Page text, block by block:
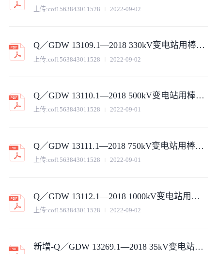
上传:cof1563843011528 2022-09-02
Q／GDW 13109.1—2018 330kV变电站用棒形支柱瓷绝缘子采购标准（第1部分：通用技术规范）V2
上传:cof1563843011528 2022-09-02
Q／GDW 13110.1—2018 500kV变电站用棒形支柱瓷绝缘子采购标准（第1部分：通用技术规范）V2
上传:cof1563843011528 2022-09-01
Q／GDW 13111.1—2018 750kV变电站用棒形支柱瓷绝缘子采购标准（第1部分：通用技术规范)V2
上传:cof1563843011528 2022-09-01
Q／GDW 13112.1—2018 1000kV变电站用棒形支柱瓷绝缘子采购标准( 第1部分：通用技术规范)
上传:cof1563843011528 2022-09-02
新增-Q／GDW 13269.1—2018 35kV变电站用棒形支柱复合绝缘子采购标准（第1部分：通用技术规范）V2